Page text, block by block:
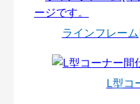
ラインフレー
L型コ